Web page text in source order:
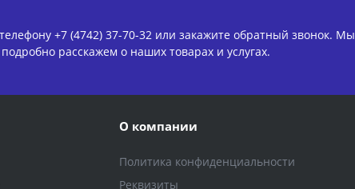
+7 (4742) 37-70-32 или закажите обратный звонок. Мы
расскажем о наших товарах и услугах.
О компании
Политика конфиденциальности
Реквизиты